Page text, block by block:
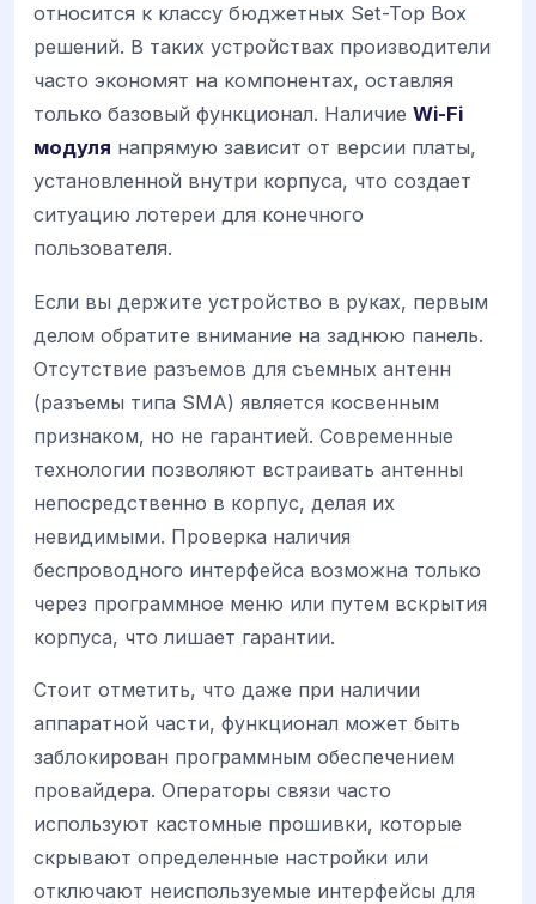
относится к классу бюджетных Set-Top Box
решений. В таких устройствах производители
часто экономят на компонентах, оставляя
только базовый функционал. Наличие Wi-Fi
модуля напрямую зависит от версии платы,
установленной внутри корпуса, что создает
ситуацию лотереи для конечного
пользователя.
Если вы держите устройство в руках, первым
делом обратите внимание на заднюю панель.
Отсутствие разъемов для съемных антенн
(разъемы типа SMA) является косвенным
признаком, но не гарантией. Современные
технологии позволяют встраивать антенны
непосредственно в корпус, делая их
невидимыми. Проверка наличия
беспроводного интерфейса возможна только
через программное меню или путем вскрытия
корпуса, что лишает гарантии.
Стоит отметить, что даже при наличии
аппаратной части, функционал может быть
заблокирован программным обеспечением
провайдера. Операторы связи часто
используют кастомные прошивки, которые
скрывают определенные настройки или
отключают неиспользуемые интерфейсы для